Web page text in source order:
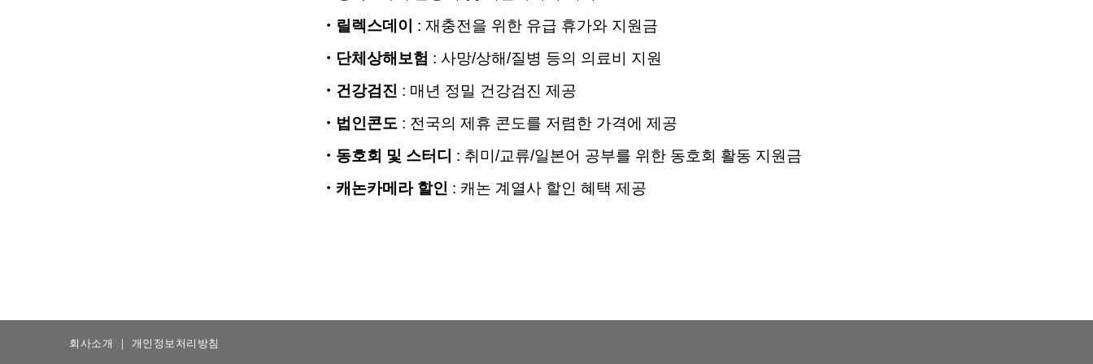
・릴렉스데이
: 재충전을 위한 유급 휴가와 지원금
・단체상해보험 : 사망/상해/질병 등의 의료비 지원
・건강검진 : 매년 정밀 건강검진 제공
・법인콘도 : 전국의 제휴 콘도를 저렴한 가격에 제공
・동호회 및 스터디 : 취미/교류/일본어 공부를 위한 동호회 활동 지원금
・캐논카메라 할인 : 캐논 계열사 할인 혜택 제공
회사소개 ｜ 개인정보처리방침